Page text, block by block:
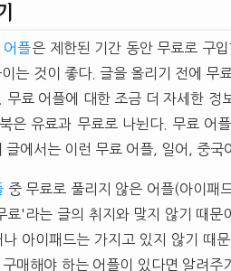
어플은 제한된 기간 동안 무료로 구
는 것이 좋다. 글을 올리기 전에 무
무료 어플에 대한 조금 더 자세한 정
은 유료과 무료로 나뉜다. 무료 어
글에서는 이런 무료 어플, 일어, 중국
중 무료로 풀리지 않은 어플(아이패
료'라는 글의 취지와 맞지 않기 때
나 아이패드는 가지고 있지 않기 때
구매해야 하는 어플이 있다면 알려